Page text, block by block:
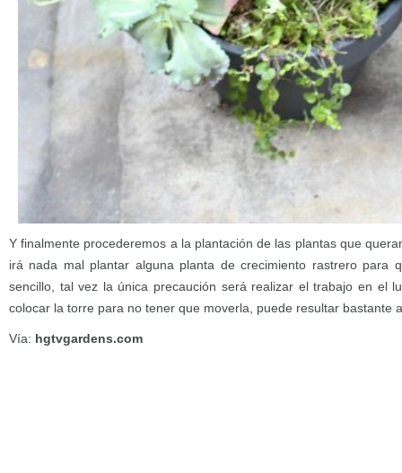
Y finalmente procederemos a la plantación de las plantas que
irá nada mal plantar alguna planta de crecimiento rastrero para
sencillo, tal vez la única precaución será realizar el trabajo en el
colocar la torre para no tener que moverla, puede resultar bastante
Vía: hgtvgardens.com